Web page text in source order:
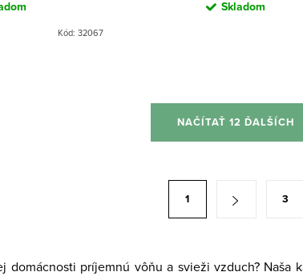
Kód:32067
Skladom
NAČÍTAŤ 12 ĎALŠÍCH
1 3
domácnosti príjemnú vôňu a svieži vzduch? Naša